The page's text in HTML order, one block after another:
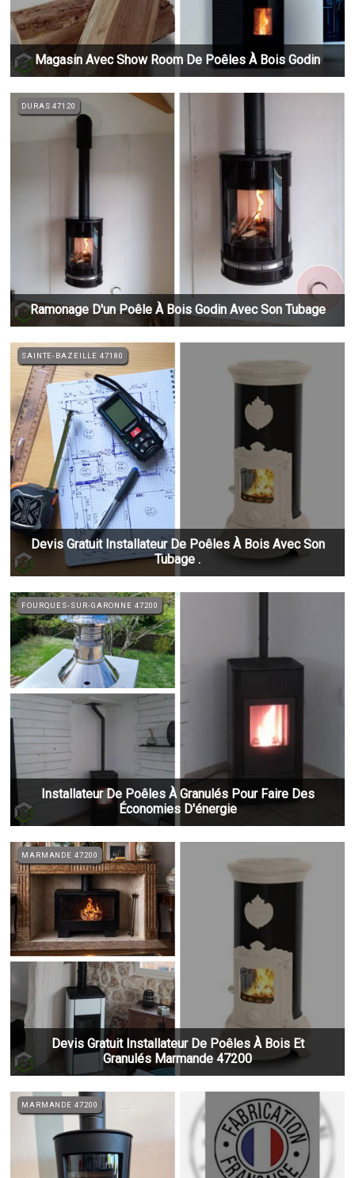
Magasin Avec Show Room De Poêles À Bois Godin
Ramonage D'un Poêle À Bois Godin Avec Son Tubage
DURAS 47120
Devis Gratuit Installateur De Poêles À Bois Avec Son
Tubage .
SAINTE-BAZEILLE 47180
Installateur De Poêles À Granulés Pour Faire Des
Économies D'énergie
FOURQUES-SUR-GARONNE 47200
Devis Gratuit Installateur De Poêles À Bois Et
Granulés Marmande 47200
MARMANDE 47200
MARMANDE 47200